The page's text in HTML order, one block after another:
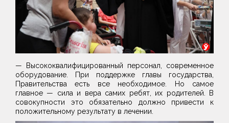
— Высококвалифицированный персонал, современное
оборудование. При поддержке главы государства,
Правительства есть все необходимое. Но самое
главное — сила и вера самих ребят, их родителей. В
совокупности это обязательно должно привести к
положительному результату в лечении.